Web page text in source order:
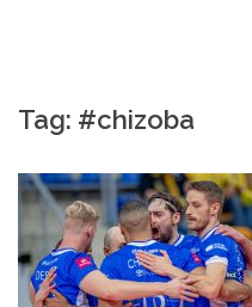
Tag: #chizoba